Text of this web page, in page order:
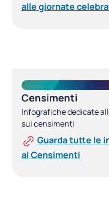
alle giornate
Censimenti
Infografiche dedicate
sui censimenti
Guarda tutte le
ai Censimenti